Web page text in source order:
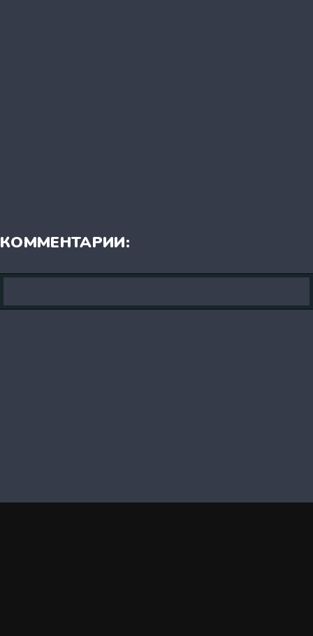
КОММЕНТАРИИ: